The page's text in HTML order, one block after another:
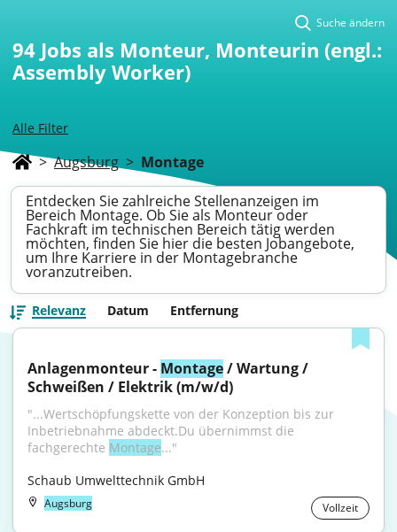
Alle Filter
Suche ändern
94 Jobs als Monteur, Monteurin (engl.:
Assembly Worker)
> Augsburg > Montage
Entdecken Sie zahlreiche Stellenanzeigen im
Bereich Montage. Ob Sie als Monteur oder
Fachkraft im technischen Bereich tätig werden
möchten, finden Sie hier die besten Jobangebote,
um Ihre Karriere in der Montagebranche
voranzutreiben.
Relevanz Datum Entfernung
Anlagenmonteur - Montage / Wartung /
Schweißen / Elektrik (m/w/d)
"...Wertschöpfungskette von der Konzeption bis zur
Inbetriebnahme abdeckt.Du übernimmst die
fachgerechte Montage..."
Schaub Umwelttechnik GmbH
Augsburg Vollzeit